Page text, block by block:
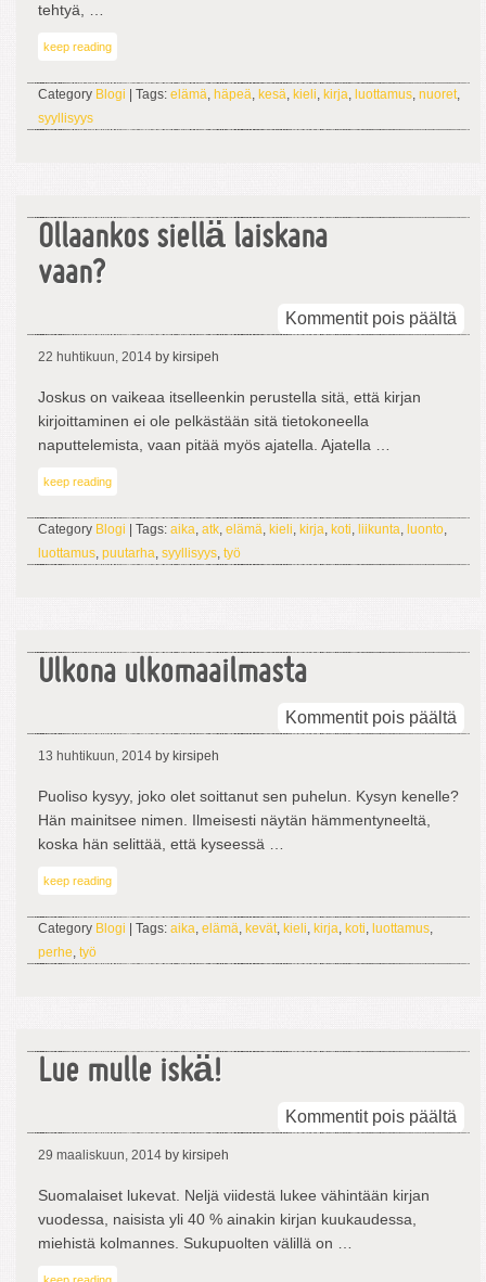
tehtyä, …
keep reading
Category Blogi | Tags: elämä, häpeä, kesä, kieli, kirja, luottamus, nuoret,
syyllisyys
Ollaankos siellä laiskana
vaan?
Kommentit pois päältä
22 huhtikuun, 2014 by kirsipeh
Joskus on vaikeaa itselleenkin perustella sitä, että kirjan
kirjoittaminen ei ole pelkästään sitä tietokoneella
naputtelemista, vaan pitää myös ajatella. Ajatella …
keep reading
Category Blogi | Tags: aika, atk, elämä, kieli, kirja, koti, liikunta, luonto,
luottamus, puutarha, syyllisyys, työ
Ulkona ulkomaailmasta
Kommentit pois päältä
13 huhtikuun, 2014 by kirsipeh
Puoliso kysyy, joko olet soittanut sen puhelun. Kysyn kenelle?
Hän mainitsee nimen. Ilmeisesti näytän hämmentyneeltä,
koska hän selittää, että kyseessä …
keep reading
Category Blogi | Tags: aika, elämä, kevät, kieli, kirja, koti, luottamus,
perhe, työ
Lue mulle iskä!
Kommentit pois päältä
Lue
29 maaliskuun, 2014 by kirsipeh
Suomalaiset lukevat. Neljä viidestä lukee vähintään kirjan
vuodessa, naisista yli 40 % ainakin kirjan kuukaudessa,
miehistä kolmannes. Sukupuolten välillä on …